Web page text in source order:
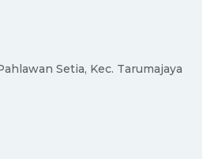
Setia, Kec. Tarumajaya